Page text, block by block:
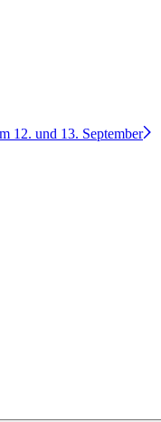
12. und 13. September